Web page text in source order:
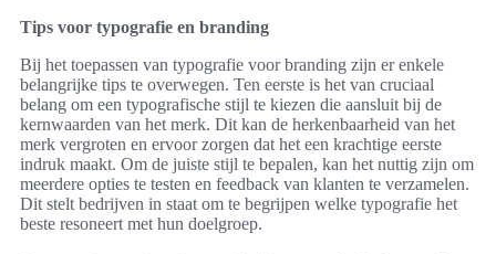
Tips voor typografie en branding
Bij het toepassen van typografie voor branding zijn er enkele
belangrijke tips te overwegen. Ten eerste is het van cruciaal
belang om een typografische stijl te kiezen die aansluit bij de
kernwaarden van het merk. Dit kan de herkenbaarheid van het
merk vergroten en ervoor zorgen dat het een krachtige eerste
indruk maakt. Om de juiste stijl te bepalen, kan het nuttig zijn om
meerdere opties te testen en feedback van klanten te verzamelen.
Dit stelt bedrijven in staat om te begrijpen welke typografie het
beste resoneert met hun doelgroep.